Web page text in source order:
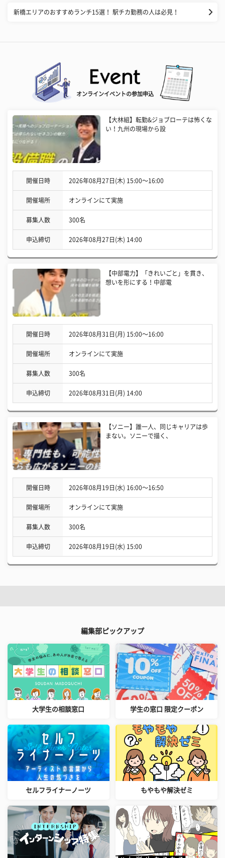
新橋エリアのおすすめランチ15選！ 駅チカ勤務の人は必見！
オンラインイベントの参加申込
【大林組】転勤&ジョブローテは怖くな
い！九州の現場から設
開催日時 2026年08月27日(木) 15:00〜16:00
開催場所 オンラインにて実施
募集人数 300名
申込締切 2026年08月27日(木) 14:00
【中部電力】「きれいごと」を貫き、
想いを形にする！中部電
開催日時 2026年08月31日(月) 15:00〜16:00
開催場所 オンラインにて実施
募集人数 300名
申込締切 2026年08月31日(月) 14:00
【ソニー】誰一人、同じキャリアは歩
まない。ソニーで描く、
開催日時 2026年08月19日(水) 16:00〜16:50
開催場所 オンラインにて実施
募集人数 300名
申込締切 2026年08月19日(水) 15:00
編集部ピックアップ
大学生の相談窓口 学生の窓口 限定クーポン
セルフライナーノーツ もやもや解決ゼミ